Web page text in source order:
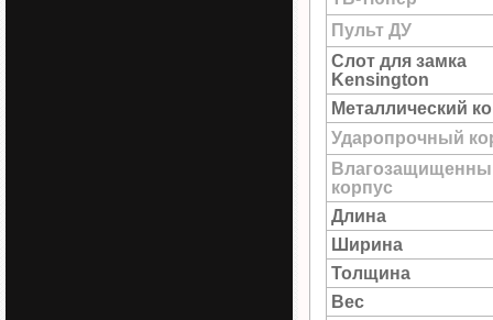
Пульт ДУ
Слот для замка
Kensington
Металлический
Ударопрочный
корпус
Длина
Ширина
Толщина
Вес